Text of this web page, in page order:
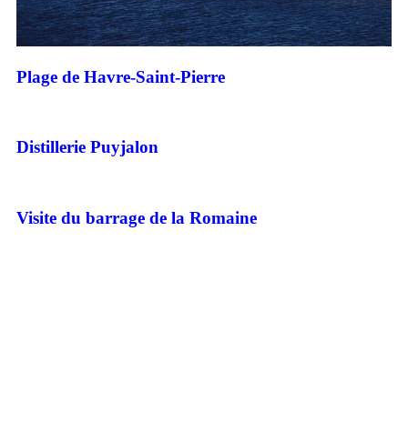
Plage de Havre-Saint-Pierre
Distillerie Puyjalon
Visite du barrage de la Romaine